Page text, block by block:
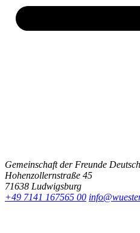
Gemeinschaft der Freunde
Hohenzollernstraße 45
71638 Ludwigsburg
+49 7141 167565 00